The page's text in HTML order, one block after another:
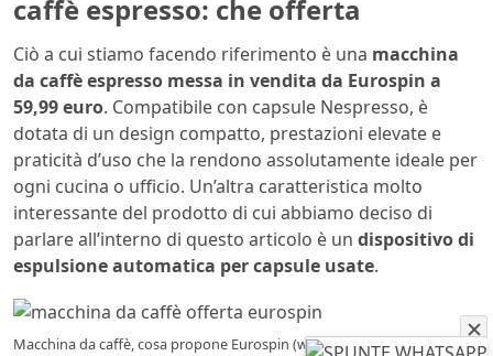
caffè espresso: che offerta
Ciò a cui stiamo facendo riferimento è una macchina
da caffè espresso messa in vendita da Eurospin a
59,99 euro. Compatibile con capsule Nespresso, è
dotata di un design compatto, prestazioni elevate e
praticità d’uso che la rendono assolutamente ideale per
ogni cucina o ufficio. Un’altra caratteristica molto
interessante del prodotto di cui abbiamo deciso di
parlare all’interno di questo articolo è un dispositivo di
espulsione automatica per capsule usate.
Macchina da caffè, cosa propone Eurospin (www.driade.it – Eurospin)